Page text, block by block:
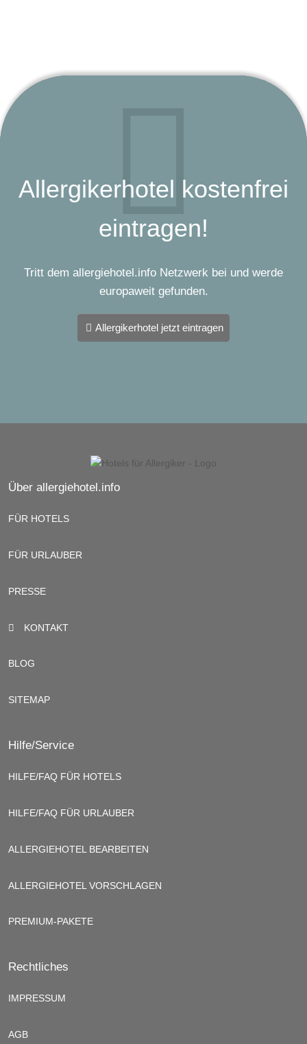
Allergikerhotel kostenfrei
eintragen!
Tritt dem allergiehotel.info Netzwerk bei und werde
europaweit gefunden.
Allergikerhotel jetzt eintragen
Über allergiehotel.info
FÜR HOTELS
FÜR URLAUBER
PRESSE
KONTAKT
BLOG
SITEMAP
Hilfe/Service
HILFE/FAQ FÜR HOTELS
HILFE/FAQ FÜR URLAUBER
ALLERGIEHOTEL BEARBEITEN
ALLERGIEHOTEL VORSCHLAGEN
PREMIUM-PAKETE
Rechtliches
IMPRESSUM
AGB